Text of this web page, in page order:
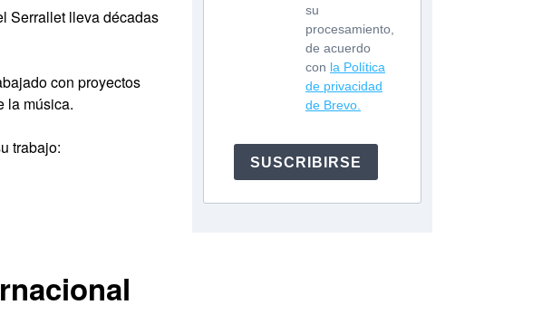
Serrallet lleva décadas
con proyectos
la música.
trabajo:
su
procesamiento,
de acuerdo
con la Política
de privacidad
de Brevo.
SUSCRIBIRSE